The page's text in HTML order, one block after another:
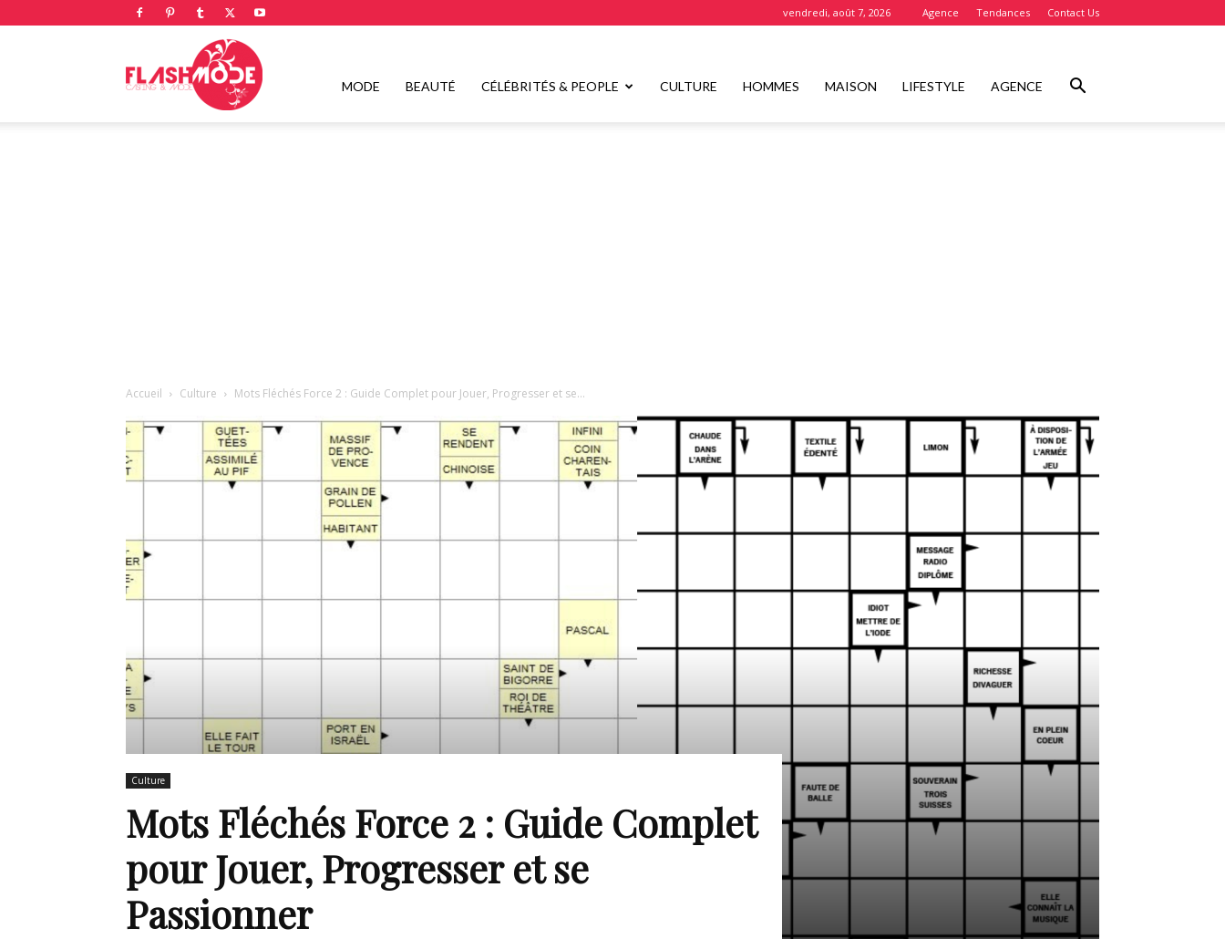
vendredi, août 7, 2026 Agence Tendances Contact Us
Flashmode
MODE BEAUTÉ CÉLÉBRITÉS & PEOPLE CULTURE HOMMES MAISON LIFESTYLE AGENCE
Accueil Culture Mots Fléchés Force 2 : Guide Complet pour Jouer, Progresser et se...
Culture
Mots Fléchés Force 2 : Guide Complet
pour Jouer, Progresser et se
Passionner